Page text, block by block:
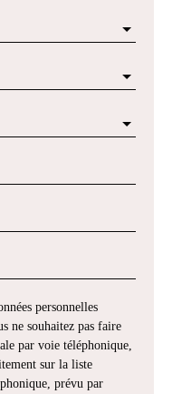
personnelles
ne souhaitez pas faire
par voie téléphonique,
sur la liste
prévu par